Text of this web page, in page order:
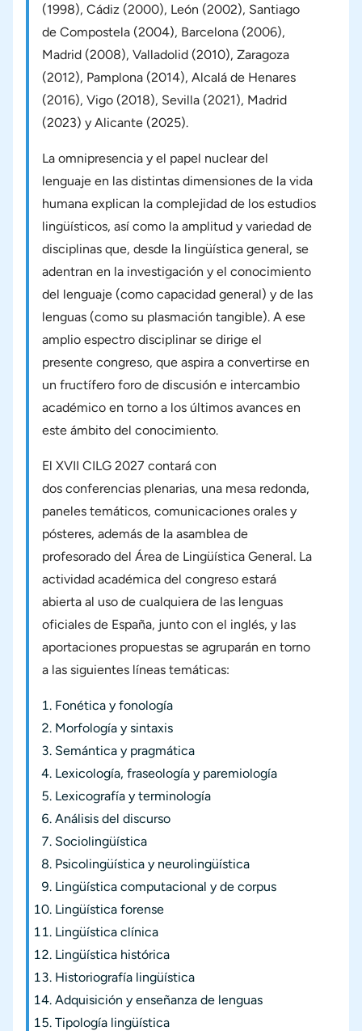
(1998), Cádiz (2000), León (2002), Santiago
de Compostela (2004), Barcelona (2006),
Madrid (2008), Valladolid (2010), Zaragoza
(2012), Pamplona (2014), Alcalá de Henares
(2016), Vigo (2018), Sevilla (2021), Madrid
(2023) y Alicante (2025).
La omnipresencia y el papel nuclear del
lenguaje en las distintas dimensiones de la vida
humana explican la complejidad de los estudios
lingüísticos, así como la amplitud y variedad de
disciplinas que, desde la lingüística general, se
adentran en la investigación y el conocimiento
del lenguaje (como capacidad general) y de las
lenguas (como su plasmación tangible). A ese
amplio espectro disciplinar se dirige el
presente congreso, que aspira a convertirse en
un fructífero foro de discusión e intercambio
académico en torno a los últimos avances en
este ámbito del conocimiento.
El XVII CILG 2027 contará con
dos conferencias plenarias, una mesa redonda,
paneles temáticos, comunicaciones orales y
pósteres, además de la asamblea de
profesorado del Área de Lingüística General. La
actividad académica del congreso estará
abierta al uso de cualquiera de las lenguas
oficiales de España, junto con el inglés, y las
aportaciones propuestas se agruparán en torno
a las siguientes líneas temáticas:
Fonética y fonología
Morfología y sintaxis
Semántica y pragmática
Lexicología, fraseología y paremiología
Lexicografía y terminología
Análisis del discurso
Sociolingüística
Psicolingüística y neurolingüística
Lingüística computacional y de corpus
Lingüística forense
Lingüística clínica
Lingüística histórica
Historiografía lingüística
Adquisición y enseñanza de lenguas
Tipología lingüística